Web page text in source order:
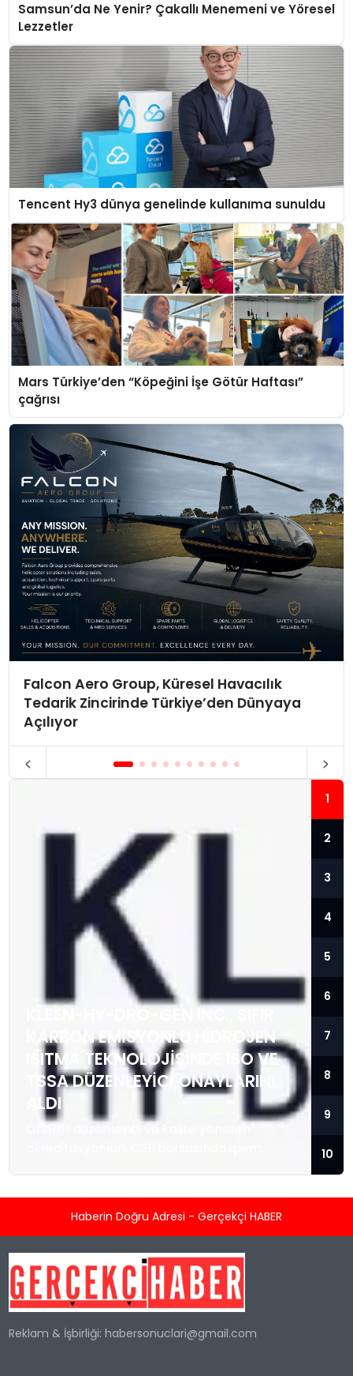
Samsun’da Ne Yenir? Çakallı Menemeni ve Yöresel
Lezzetler
Tencent Hy3 dünya genelinde kullanıma sunuldu
Mars Türkiye’den “Köpeğini İşe Götür Haftası”
çağrısı
Falcon Aero Group, Küresel Havacılık
Tedarik Zincirinde Türkiye’den Dünyaya
Açılıyor
KARBON EMISYONLU HIDROJEN
ISITMA TEKNOLOJISINDE ISO VE
TSSA DÜZENLEYICI ONAYLARINI
ALDI
Sistemlerini üretmek ve satmak üzere
kurumsal sözleşmeler için konumlandırıyor.
TORONTO, KANADA / ACCESS Newswire / 5
Ağustos 2026 / Kleen-Hy-Dro-Gen Inc.
1
2
3
4
5
6
7
8
9
10
Haberin Doğru Adresi - Gerçekçi HABER
Reklam & İşbirliği:habersonuclari@gmail.com